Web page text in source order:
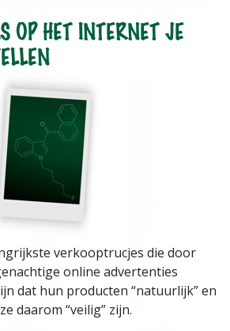
OP HET INTERNET JE
verkooptrucjes die door
online advertenties
dat hun producten “natuurlijk” en
daarom “veilig” zijn.